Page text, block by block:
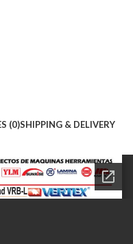
(0)SHIPPING & DELIVERY